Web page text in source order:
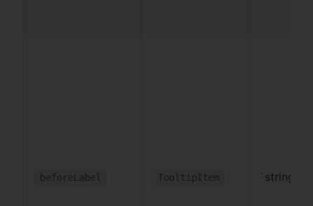
beforeLabel TooltipItem `string